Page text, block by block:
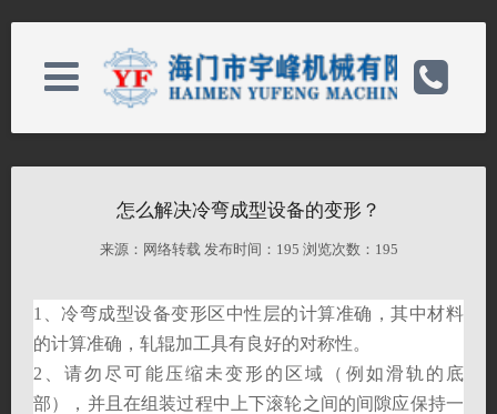
关于我们
产品中心
生产设备
新闻中心
电话：13506293909/86-513-82101186
手机：13506293909
邮箱：yf＠ntyfjx.com
备案号：
怎么解决冷弯成型设备的变形？
来源：网络转载 发布时间： 195 浏览次数： 195
1、冷弯成型设备变形区中性层的计算准确，其中材料
的计算准确，轧辊加工具有良好的对称性。
2、请勿尽可能压缩未变形的区域（例如滑轨的底
部），并且在组装过程中上下滚轮之间的间隙应保持一